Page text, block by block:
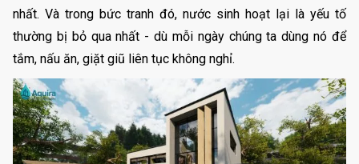
nhất. Và trong bức tranh đó, nước sinh hoạt lại là yếu tố
thường bị bỏ qua nhất - dù mỗi ngày chúng ta dùng nó để
tắm, nấu ăn, giặt giũ liên tục không nghỉ.